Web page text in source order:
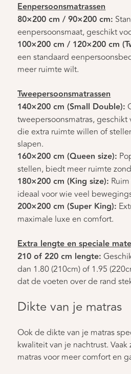
Eenpersoonsmatrassen
80×200 cm / 90×200 cm:
eenpersoonsmaat, geschikt
100×200 cm / 120×200 cm
een standaard
meer ruimte wilt.
Tweepersoonsmatrassen
140×200 cm (Small Double):
tweepersoonsmatras, geschikt
die extra ruimte willen of
slapen.
160×200 cm (Queen size):
stellen, biedt meer ruimte
180×200 cm (King size):
ideaal voor wie veel
200×200 cm (Super King):
maximale luxe en comfort.
Extra lengte en speciale
210 of 220 cm lengte:
dan 1.80 (210cm) of 1.95
dat de voeten over de rand
Dikte van je matras
Ook de dikte van je matras
kwaliteit van je nachtrust.
matras voor meer comfort en